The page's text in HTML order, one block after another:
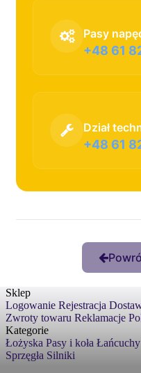
Pasy
+48 61
Dział
+48 61
Sklep
Logowanie Rejestracja
Zwroty towaru Reklamacje
Kategorie
Łożyska Pasy i koła Łańcuchy
Sprzęgła Silniki